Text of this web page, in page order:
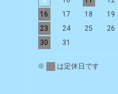
16
17 18 19
23
24 25 26
30
31
※ は定休日です